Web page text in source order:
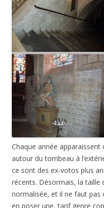
Chaque année
autour du tombeau à
ce sont des ex-votos plus
récents. Désormais, la taille
normalisée, et il ne faut pas
en poser une, tarif genre